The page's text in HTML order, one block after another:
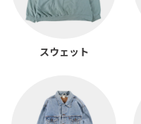
スウェット